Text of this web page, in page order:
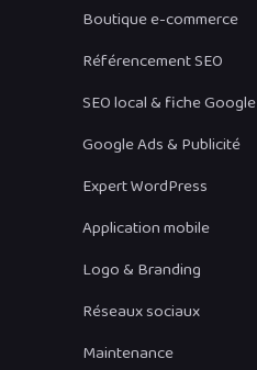
Boutique e-commerce
Référencement SEO
SEO local & fiche Google
Google Ads & Publicité
Expert WordPress
Application mobile
Logo & Branding
Réseaux sociaux
Maintenance